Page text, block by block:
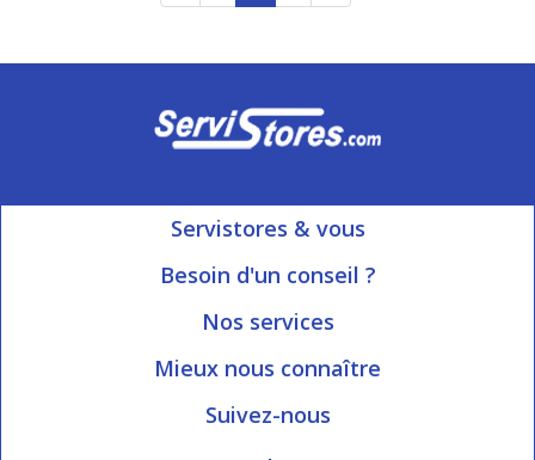
Servistores & vous
Mon compte
Besoin d'un conseil ?
Ouvert du Lundi au Vendredi
Nos services
Informations livraison
Blog Servistores
Mieux nous connaître
Qui sommes-nous?
Suivez-nous